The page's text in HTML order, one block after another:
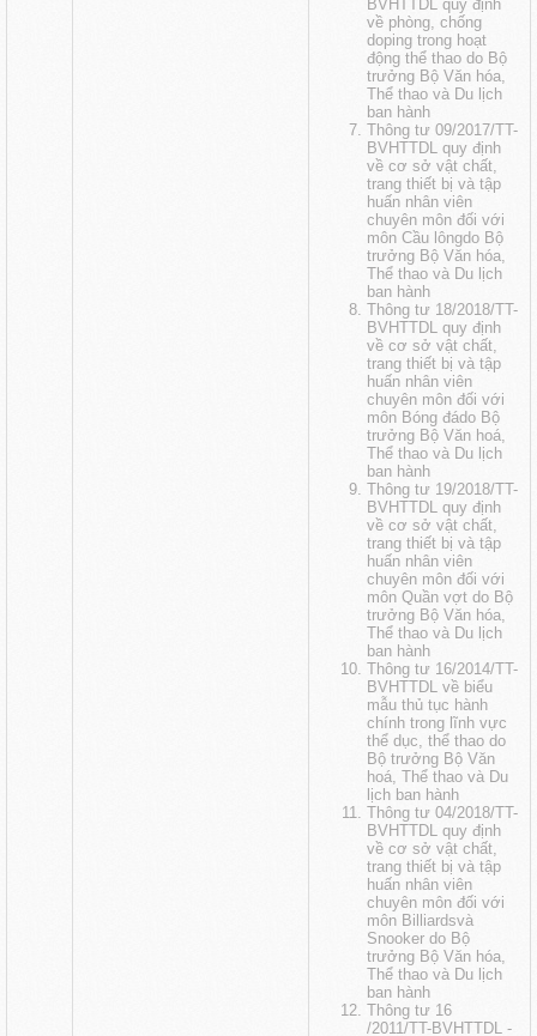
BVHTTDL quy định
về phòng, chống
doping trong hoạt
động thể thao do Bộ
trưởng Bộ Văn hóa,
Thể thao và Du lịch
ban hành
Thông tư 09/2017/TT-
BVHTTDL quy định
về cơ sở vật chất,
trang thiết bị và tập
huấn nhân viên
chuyên môn đối với
môn Cầu lôngdo Bộ
trưởng Bộ Văn hóa,
Thể thao và Du lịch
ban hành
Thông tư 18/2018/TT-
BVHTTDL quy định
về cơ sở vật chất,
trang thiết bị và tập
huấn nhân viên
chuyên môn đối với
môn Bóng đádo Bộ
trưởng Bộ Văn hoá,
Thể thao và Du lịch
ban hành
Thông tư 19/2018/TT-
BVHTTDL quy định
về cơ sở vật chất,
trang thiết bị và tập
huấn nhân viên
chuyên môn đối với
môn Quần vợt do Bộ
trưởng Bộ Văn hóa,
Thể thao và Du lịch
ban hành
Thông tư 16/2014/TT-
BVHTTDL về biểu
mẫu thủ tục hành
chính trong lĩnh vực
thể dục, thể thao do
Bộ trưởng Bộ Văn
hoá, Thể thao và Du
lịch ban hành
Thông tư 04/2018/TT-
BVHTTDL quy định
về cơ sở vật chất,
trang thiết bị và tập
huấn nhân viên
chuyên môn đối với
môn Billiardsvà
Snooker do Bộ
trưởng Bộ Văn hóa,
Thể thao và Du lịch
ban hành
Thông tư 16
/2011/TT-BVHTTDL -